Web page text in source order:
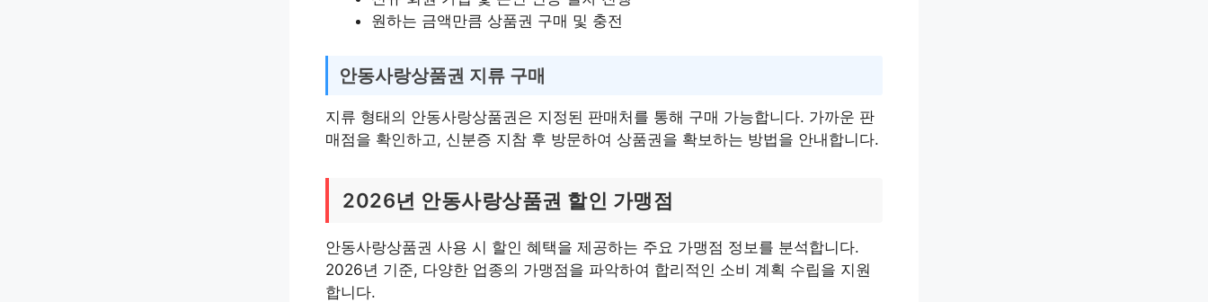
원하는 금액만큼 상품권 구매 및 충전
안동사랑상품권 지류 구매
지류 형태의 안동사랑상품권은 지정된 판매처를 통해 구매 가능합니다. 가까운 판
매점을 확인하고, 신분증 지참 후 방문하여 상품권을 확보하는 방법을 안내합니다.
2026년 안동사랑상품권 할인 가맹점
안동사랑상품권 사용 시 할인 혜택을 제공하는 주요 가맹점 정보를 분석합니다.
2026년 기준, 다양한 업종의 가맹점을 파악하여 합리적인 소비 계획 수립을 지원
합니다.